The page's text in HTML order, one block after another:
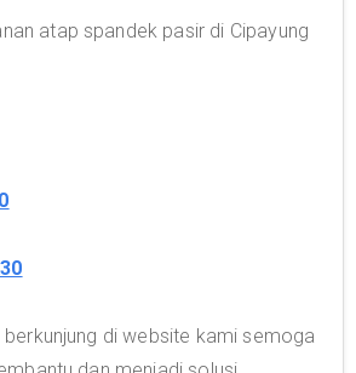
atap spandek pasir di Cipayung
di website kami semoga